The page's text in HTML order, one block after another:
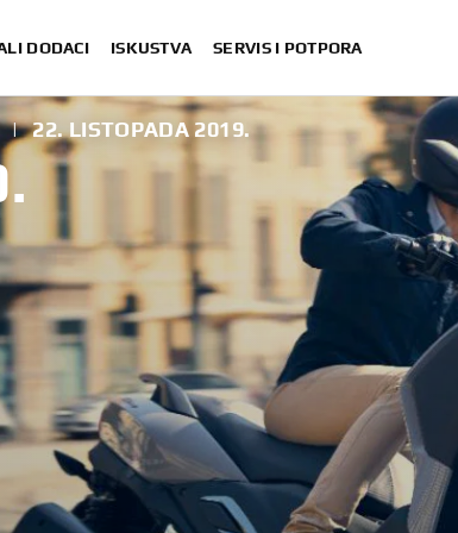
DODACI ISKUSTVA SERVIS I POTPORA
| 22. LISTOPADA 2019.